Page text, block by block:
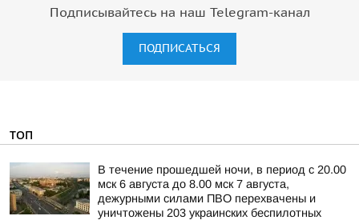
Подписывайтесь на наш Telegram-канал
ПОДПИСАТЬСЯ
ТОП
В течение прошедшей ночи, в период с 20.00
мск 6 августа до 8.00 мск 7 августа,
дежурными силами ПВО перехвачены и
уничтожены 203 украинских беспилотных